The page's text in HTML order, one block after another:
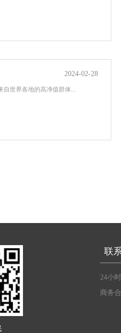
2024-02-28
自世界各地的高净值群体...
联
24小
商务